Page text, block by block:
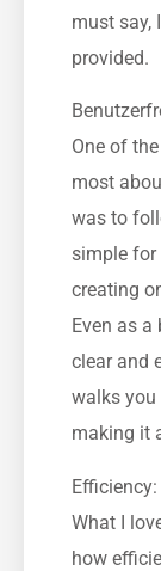
must say,
provided.
One of
most
was to
simple for
creating
Even as
clear and
walks you
making it
Efficiency:
What I
how